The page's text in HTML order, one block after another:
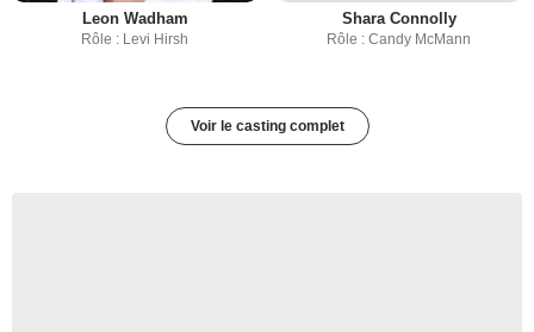
Leon Wadham
Rôle : Levi Hirsh
Shara Connolly
Rôle : Candy McMann
Voir le casting complet